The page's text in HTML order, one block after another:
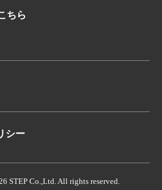
4丁目5-19
ちら
シー
STEP Co.,Ltd. All rights reserved.